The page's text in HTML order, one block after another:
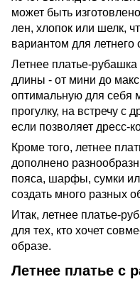
может быть
лен, хлопок или шелк,
вариантом для летнего
Летнее платье-
длины - от мини до
оптимальную для себя
прогулку, на встречу с
если позволяет дресс-
Кроме того, летнее
дополнено
пояса, шарфы, сумки
создать много разных
Итак, летнее платье-
для тех, кто хочет
образе.
Летнее платье с